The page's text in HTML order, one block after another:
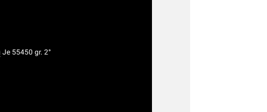
Je 55450 gr. 2°